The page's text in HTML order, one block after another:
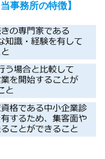
事務所の特徴】